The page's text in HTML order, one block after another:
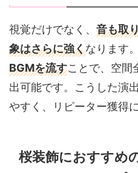
視覚だけでなく、 音も取
象はさらに強くなります
BGMを流すことで、空間
出可能です。こうした演
やすく、リピーター獲得
桜装飾におすすめ